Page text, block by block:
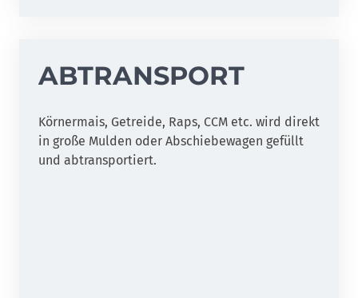
ABTRANSPORT
Körnermais, Getreide, Raps, CCM etc. wird direkt
in große Mulden oder Abschiebewagen gefüllt
und abtransportiert.